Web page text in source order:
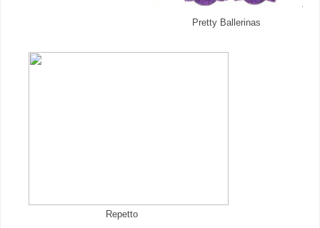
Pretty Ballerinas
Repetto